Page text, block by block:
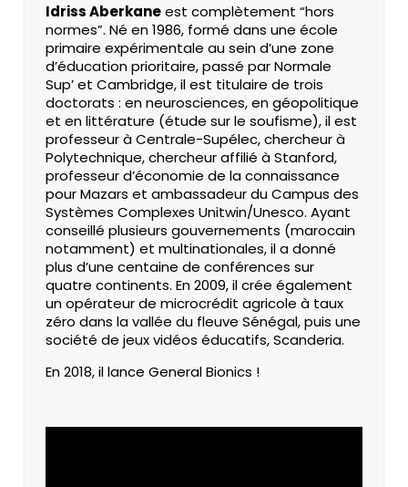
Idriss Aberkaneest complètement “hors
normes”. Né en 1986, formé dans une école
primaire expérimentale au sein d’une zone
d’éducation prioritaire, passé par Normale
Sup’ et Cambridge, il est titulaire de trois
doctorats : en neurosciences, en géopolitique
et en littérature (étude sur le soufisme), il est
professeur à Centrale-Supélec, chercheur à
Polytechnique, chercheur affilié à Stanford,
professeur d’économie de la connaissance
pour Mazars et ambassadeur du Campus des
Systèmes Complexes Unitwin/Unesco. Ayant
conseillé plusieurs gouvernements (marocain
notamment) et multinationales, il a donné
plus d’une centaine de conférences sur
quatre continents. En 2009, il crée également
un opérateur de microcrédit agricole à taux
zéro dans la vallée du fleuve Sénégal, puis une
société de jeux vidéos éducatifs, Scanderia.
En 2018, il lance General Bionics !